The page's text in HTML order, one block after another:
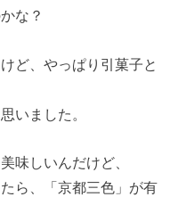
な？
ど、やっぱり引菓子と
いました。
味しいんだけど、
ら、「京都三色」が有